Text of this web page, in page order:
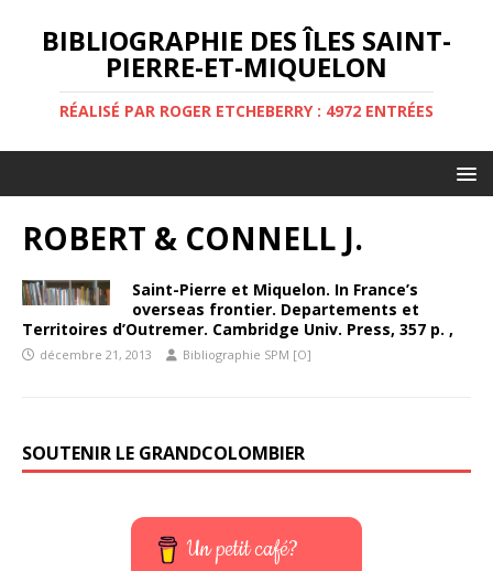
BIBLIOGRAPHIE DES ÎLES SAINT-
PIERRE-ET-MIQUELON
RÉALISÉ PAR ROGER ETCHEBERRY : 4972 ENTRÉES
ROBERT & CONNELL J.
Saint-Pierre et Miquelon. In France’s
overseas frontier. Departements et
Territoires d’Outremer. Cambridge Univ. Press, 357 p. ,
décembre 21, 2013 Bibliographie SPM [O]
SOUTENIR LE GRANDCOLOMBIER
Un petit café?